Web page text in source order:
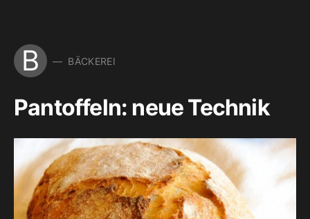
B BÄCKEREI
Pantoffeln: neue Technik